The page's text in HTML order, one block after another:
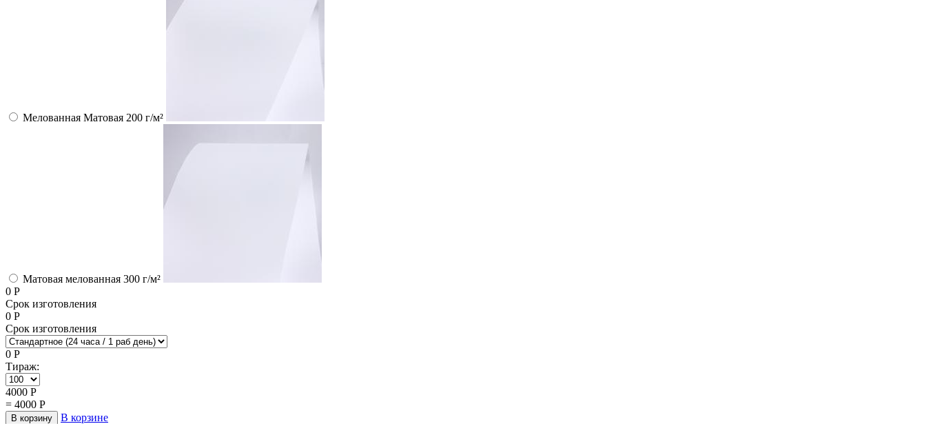
Мелованная Матовая 200 г/м²
Матовая мелованная 300 г/м²
0 Р
Срок изготовления
0 Р
Срок изготовления
0 Р
Тираж:
4000 Р
= 4000 Р
В корзину
В корзине